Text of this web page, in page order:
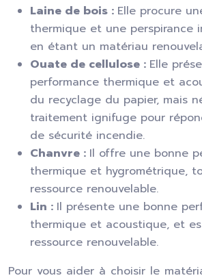
Laine de bois : Elle procure
thermique et une perspirance
en étant un matériau
Ouate de cellulose : Elle
performance thermique et
du recyclage du papier, mais
traitement ignifuge pour
de sécurité incendie.
Chanvre : Il offre une bonne
thermique et hygrométrique,
ressource renouvelable.
Lin : Il présente une bonne
thermique et acoustique, et
ressource renouvelable.
Pour vous aider à choisir le